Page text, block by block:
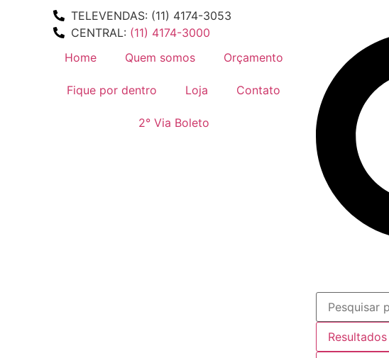
TELEVENDAS: (11) 4174-3053
CENTRAL: (11) 4174-3000
Home
Quem somos Orçamento
Fique por dentro Loja Contato
2° Via Boleto
Resultados